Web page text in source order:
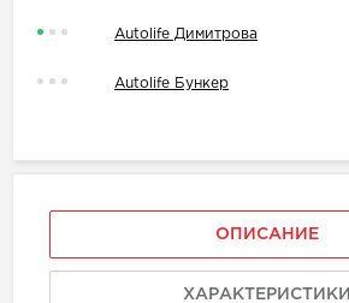
Autolife Димитрова
Autolife Бункер
ОПИСАНИЕ
ХАРАКТЕРИСТИКИ